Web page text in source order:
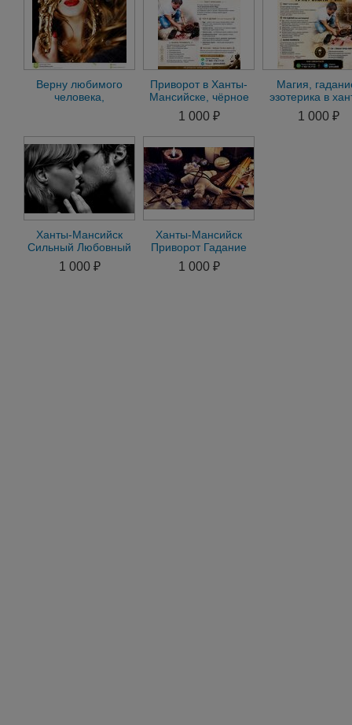
Верну любимого
человека,
ясновидящая
Приворот в Ханты-
Мансийске, чёрное
венчание в Ханты-
Мансийске
1 000 ₽
Магия,
эзотерика в
мансийске,
любовная
1 000 ₽
Ханты-Мансийск
Сильный Любовный
Приворот на
Мужчину на
1 000 ₽
Ханты-Мансийск
Приворот Гадание
Снять Порчу Остуда
Рассорка Присушка
1 000 ₽